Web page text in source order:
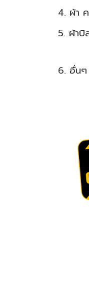
4. ผ้า
5. ผ้าบิ
6. อื่นๆ